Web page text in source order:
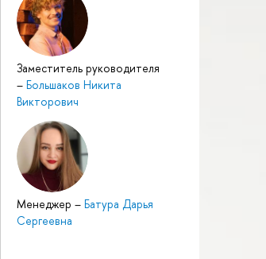
Заместитель руководителя
– Большаков Никита
Викторович
Менеджер – Батура Дарья
Сергеевна